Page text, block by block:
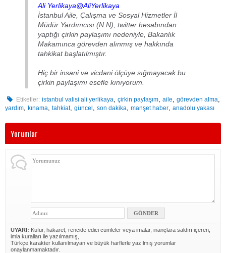
Ali Yerlikaya@AliYerlikaya
İstanbul Aile, Çalışma ve Sosyal Hizmetler İl
Müdür Yardımcısı (N.N), twitter hesabından
yaptığı çirkin paylaşımı nedeniyle, Bakanlık
Makamınca görevden alınmış ve hakkında
tahkikat başlatılmıştır.
Hiç bir insani ve vicdani ölçüye sığmayacak bu
çirkin paylaşımı esefle kınıyorum.
Etiketler: istanbul valisi ali yerlikaya,çirkin paylaşım,aile,görevden alma,
yardım, kınama, tahkiat, güncel , son dakika, manşet haber, anadolu yakası
Yorumlar
UYARI: Küfür, hakaret, rencide edici cümleler veya imalar, inançlara saldırı içeren,
imla kuralları ile yazılmamış,
Türkçe karakter kullanılmayan ve büyük harflerle yazılmış yorumlar
onaylanmamaktadır.